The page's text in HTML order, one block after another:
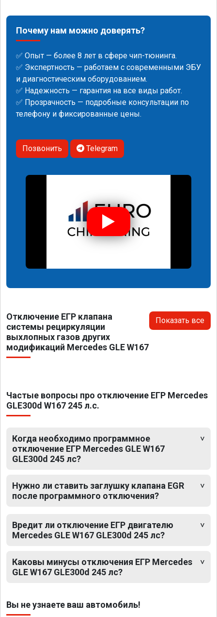
Почему нам можно доверять?
✅ Опыт — более 8 лет в сфере чип-тюнинга.
✅ Экспертность — работаем с современными ЭБУ
и диагностическим оборудованием.
✅ Надежность — гарантия на все виды работ.
✅ Прозрачность — подробные консультации по
телефону и фиксированные цены.
Позвонить Telegram
Отключение ЕГР клапана
системы рециркуляции
выхлопных газов других
модификаций Mercedes GLE W167
Показать все
Частые вопросы про отключение ЕГР Mercedes
GLE300d W167 245 л.с.
Когда необходимо программное
отключение ЕГР Mercedes GLE W167
GLE300d 245 лс?
Нужно ли ставить заглушку клапана EGR
после программного отключения?
Вредит ли отключение ЕГР двигателю
Mercedes GLE W167 GLE300d 245 лс?
Каковы минусы отключения ЕГР Mercedes
GLE W167 GLE300d 245 лс?
Вы не узнаете ваш автомобиль!